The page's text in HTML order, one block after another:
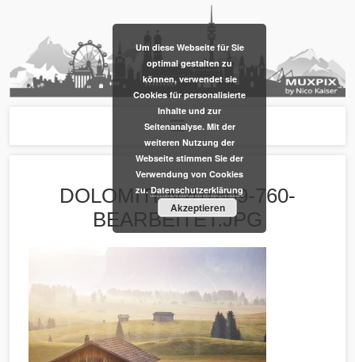
DOLOMITEN201809-760-
BEARBEITET.JPG
​Um diese Webseite für Sie
optimal gestalten zu
können, verwendet sie
Cookies für personalisierte
Inhalte und zur
Seitenanalyse. Mit der
weiteren Nutzung der
Webseite stimmen Sie der
Verwendung von Cookies
zu.Datenschutzerklärung
Akzeptieren